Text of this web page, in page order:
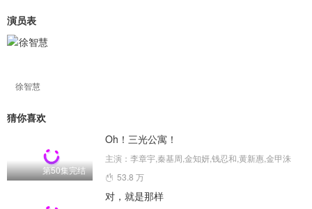
演员表
徐智慧
猜你喜欢
第50集完结
Oh！三光公寓！
主演：李章宇,秦基周,金知妍,钱忍和,黄新惠,金甲洙
53.8 万
对，就是那样